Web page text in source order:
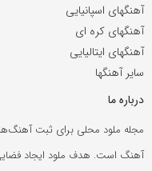
آهنگهای اسپانیایی
آهنگهای کره ای
آهنگهای ایتالیایی
سایر آهنگها
درباره ما
مجله ملود محلی برای ثبت
آهنگ است. هدف ملود ایجاد